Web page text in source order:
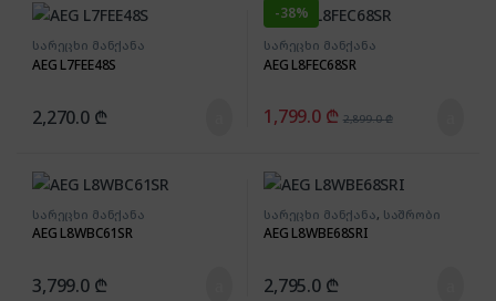
სარეცხი მანქანა
AEG L7FEE48S
2,270.0 ₾
-38%
სარეცხი მანქანა
AEG L8FEC68SR
1,799.0 ₾ 2,899.0₾
სარეცხი მანქანა
AEG L8WBC61SR
3,799.0 ₾
სარეცხი მანქანა, საშრობი
მანქანა
AEG L8WBE68SRI
2,795.0 ₾